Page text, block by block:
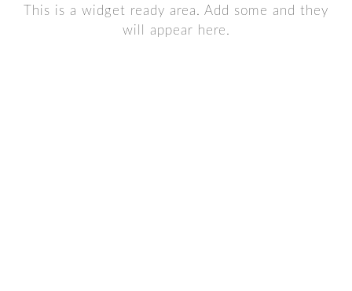
This is a widget ready area. Add some and they
will appear here.